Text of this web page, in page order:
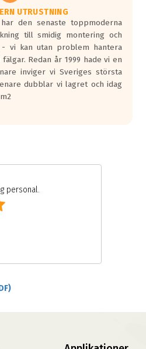
UTRUSTNING
den senaste toppmoderna
till smidig montering och
vi kan utan problem hantera
Redan år 1999 hade vi en
inviger vi Sveriges största
dubblar vi lagret och idag
personal.